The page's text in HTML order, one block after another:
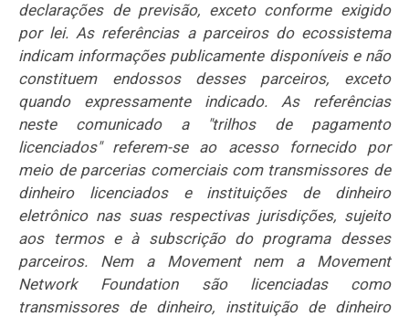
declarações de previsão, exceto conforme exigido
por lei. As referências a parceiros do ecossistema
indicam informações publicamente disponíveis e não
constituem endossos desses parceiros, exceto
quando expressamente indicado. As referências
neste comunicado a "trilhos de pagamento
licenciados" referem-se ao acesso fornecido por
meio de parcerias comerciais com transmissores de
dinheiro licenciados e instituições de dinheiro
eletrônico nas suas respectivas jurisdições, sujeito
aos termos e à subscrição do programa desses
parceiros. Nem a Movement nem a Movement
Network Foundation são licenciadas como
transmissores de dinheiro, instituição de dinheiro